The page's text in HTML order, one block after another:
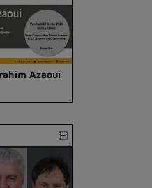
Azaoui